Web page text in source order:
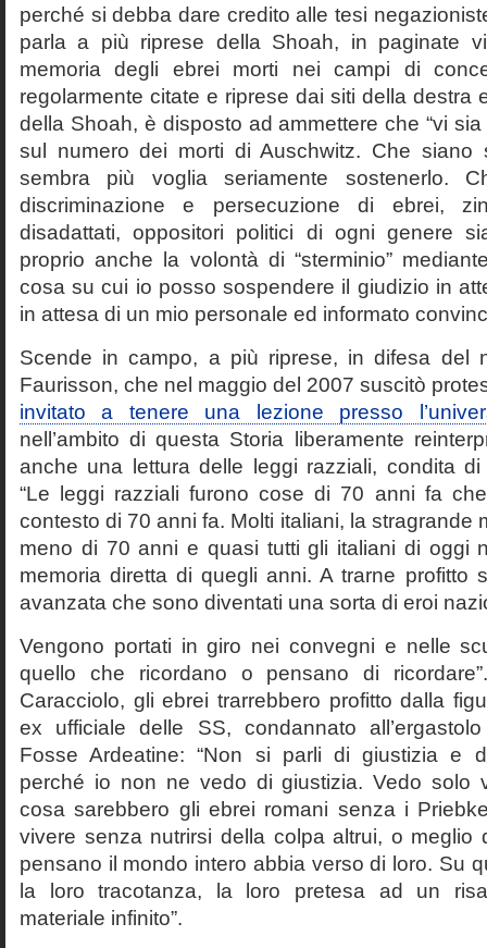
perché si debba dare credito alle tesi
parla a più riprese della Shoah, in paginate
memoria degli ebrei morti nei campi di
regolarmente citate e riprese dai siti della destra
della Shoah, è disposto ad ammettere che “vi
sul numero dei morti di Auschwitz. Che siano
sembra più voglia seriamente sostenerlo.
discriminazione e persecuzione di ebrei,
disadattati, oppositori politici di ogni genere
proprio anche la volontà di “sterminio”
cosa su cui io posso sospendere il giudizio in
in attesa di un mio personale ed informato
Scende in campo, a più riprese, in difesa del
Faurisson, che nel maggio del 2007 suscitò
invitato a tenere una lezione presso
nell’ambito di questa Storia liberamente
anche una lettura delle leggi razziali, condita di
“Le leggi razziali furono cose di 70 anni fa
contesto di 70 anni fa. Molti italiani, la stragrande
meno di 70 anni e quasi tutti gli italiani di oggi
memoria diretta di quegli anni. A trarne profitto
avanzata che sono diventati una sorta di eroi
Vengono portati in giro nei convegni e nelle
quello che ricordano o pensano di
Caracciolo, gli ebrei trarrebbero profitto dalla
ex ufficiale delle SS, condannato
Fosse Ardeatine: “Non si parli di giustizia e
perché io non ne vedo di giustizia. Vedo solo
cosa sarebbero gli ebrei romani senza i
vivere senza nutrirsi della colpa altrui, o meglio
pensano il mondo intero abbia verso di loro. Su
la loro tracotanza, la loro pretesa ad un
materiale infinito”.